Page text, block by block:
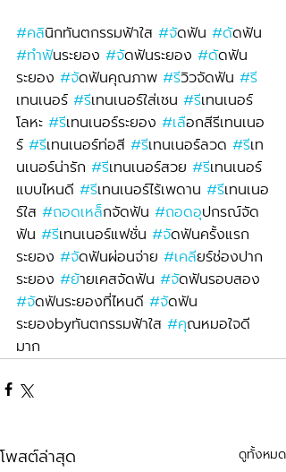
#คลินิกทันตกรรมฟ้าใส #จัดฟัน #ดัดฟัน
#ทำฟันระยอง #จัดฟันระยอง #ดัดฟัน
ระยอง #จัดฟันคุณภาพ #รีวิวจัดฟัน #ร
เทนเนอร์ #รีเทนเนอร์ใส่เชน #รีเทนเนอร์
โลหะ #รีเทนเนอร์ระยอง #เลือกสีรีเทนเนอ
ร์ #รีเทนเนอร์ท่อสี #รีเทนเนอร์ลวด #รีเท
นเนอร์น่ารัก #รีเทนเนอร์สวย #รีเทนเนอร์
แบบไหนดี #รีเทนเนอร์ไร้เพดาน #รีเทนเนอ
ร์ใส #ถอดเหล็กจัดฟัน #ถอดอุปกรณ์จัด
ฟัน #รีเทนเนอร์แฟชั่น #จัดฟันครั้งแรก
ระยอง #จัดฟันผ่อนจ่าย #เคลียร์ช่องปาก
ระยอง #ย้ายเคสจัดฟัน #จัดฟันรอบสอง
#จัดฟันระยองที่ไหนดี #จัดฟัน
ระยองbyทันตกรรมฟ้าใส #คุณหมอใจดี
มาก
โพสต์ล่าสุด ดูทั้งหมด